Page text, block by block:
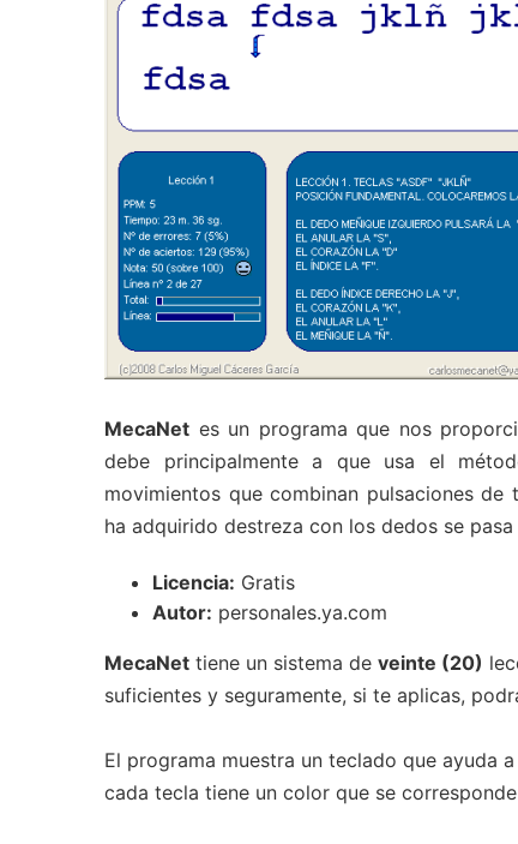
MecaNet es un programa que nos
debe principalmente a que usa el
movimientos que combinan pulsaciones
ha adquirido destreza con los dedos se
Licencia: Gratis
Autor: personales.ya.com
MecaNet tiene un sistema de veinte (20)
suficientes y seguramente, si te aplicas,
El programa muestra un teclado que ayuda
cada tecla tiene un color que se